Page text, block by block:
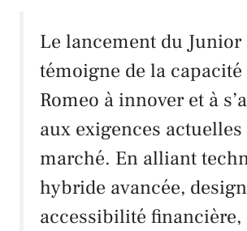
Le lancement du
témoigne de la capacité
Romeo à innover et à
aux exigences actuelles
marché. En alliant
hybride avancée,
accessibilité financière,